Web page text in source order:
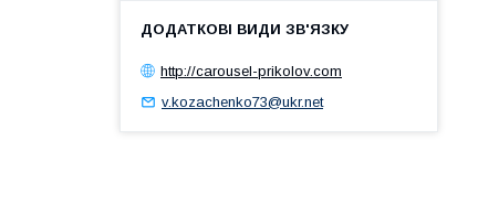
http://carousel-prikolov.com
v.kozachenko73@ukr.net